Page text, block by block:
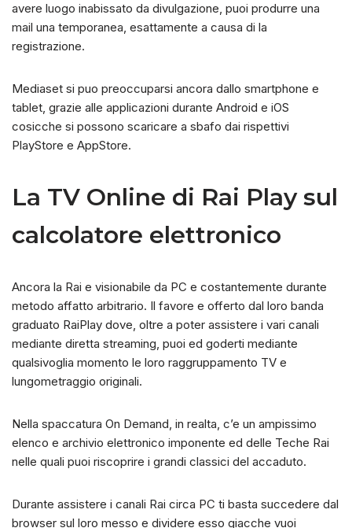
avere luogo inabissato da divulgazione, puoi produrre una
mail una temporanea, esattamente a causa di la
registrazione.
Mediaset si puo preoccuparsi ancora dallo smartphone e
tablet, grazie alle applicazioni durante Android e iOS
cosicche si possono scaricare a sbafo dai rispettivi
PlayStore e AppStore.
La TV Online di Rai Play sul
calcolatore elettronico
Ancora la Rai e visionabile da PC e costantemente durante
metodo affatto arbitrario. Il favore e offerto dal loro banda
graduato RaiPlay dove, oltre a poter assistere i vari canali
mediante diretta streaming, puoi ed goderti mediante
qualsivoglia momento le loro raggruppamento TV e
lungometraggio originali.
Nella spaccatura On Demand, in realta, c’e un ampissimo
elenco e archivio elettronico imponente ed delle Teche Rai
nelle quali puoi riscoprire i grandi classici del accaduto.
Durante assistere i canali Rai circa PC ti basta succedere dal
browser sul loro messo e dividere esso giacche vuoi